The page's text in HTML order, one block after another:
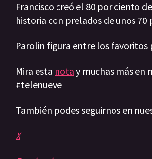
Francisco creó el 80 por ciento
historia con prelados de unos 70
Parolin figura entre los favoritos
Mira esta nota y muchas más en
#telenueve
También podes seguirnos en
X